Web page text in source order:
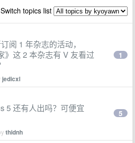
Switch topics list
阅 1 年杂志的活动，
》这 2 本杂志有 V 友看过
jedicxl
1
5 还有人出吗？可便宜
thidnh
5